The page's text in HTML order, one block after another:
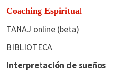
Coaching Espiritual
TANAJ online (beta)
BIBLIOTECA
Interpretación de sueños